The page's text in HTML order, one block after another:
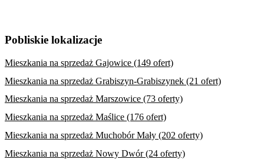
Pobliskie lokalizacje
Mieszkania na sprzedaż Gajowice (149 ofert)
Mieszkania na sprzedaż Grabiszyn-Grabiszynek (21 ofert)
Mieszkania na sprzedaż Marszowice (73 oferty)
Mieszkania na sprzedaż Maślice (176 ofert)
Mieszkania na sprzedaż Muchobór Mały (202 oferty)
Mieszkania na sprzedaż Nowy Dwór (24 oferty)